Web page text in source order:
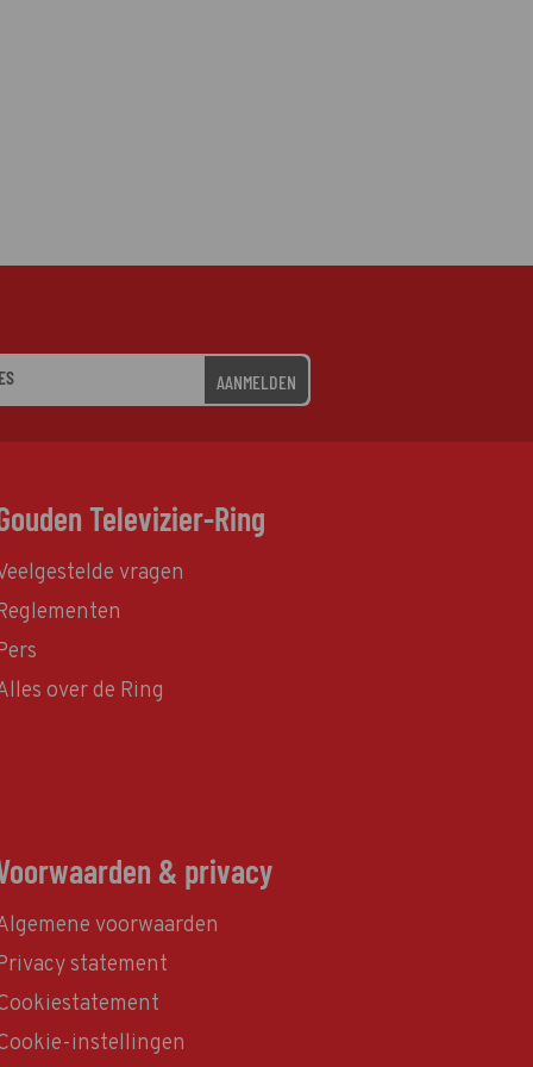
AANMELDEN
Televizier-Ring
vragen
over de Ring
& privacy
voorwaarden
statement
instellingen